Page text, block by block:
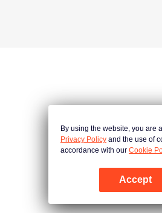
By using the website, you are
Privacy Policy and the use of
accordance with our Cookie
Accept